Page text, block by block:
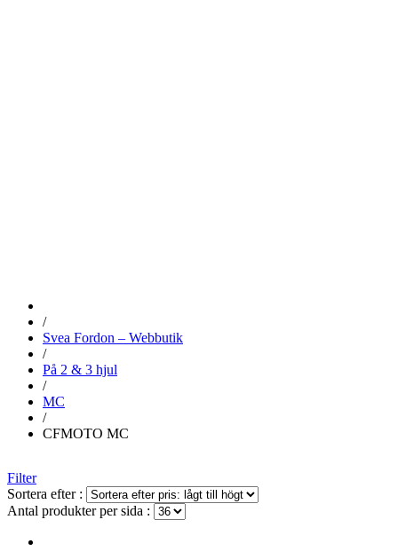
/
Svea Fordon – Webbutik
/
På 2 & 3 hjul
/
MC
/
CFMOTO MC
Filter
Sortera efter :
Antal produkter per sida :